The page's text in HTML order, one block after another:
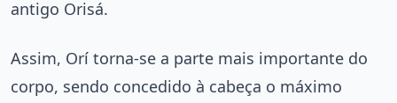
antigo Orisá.
Assim, Orí torna-se a parte mais importante do
corpo, sendo concedido à cabeça o máximo